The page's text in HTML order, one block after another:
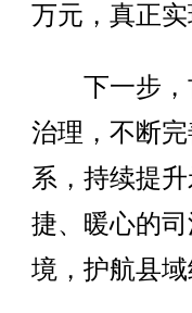
万元，真正
下一步，
治理，不断
系，持续提
捷、暖心的
境，护航县